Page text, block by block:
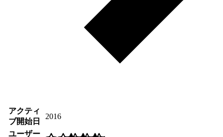
アクティ
ブ開始日
2016
ユーザー